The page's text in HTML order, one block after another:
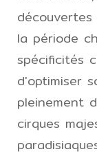
la période
spécificités
d'optimiser
pleinement
cirques